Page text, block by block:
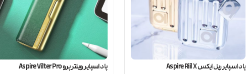
پاد اسپایر ریل ایکس Aspire Riil X پاد اسپایر ویلتر پرو Aspire Vilter Pro